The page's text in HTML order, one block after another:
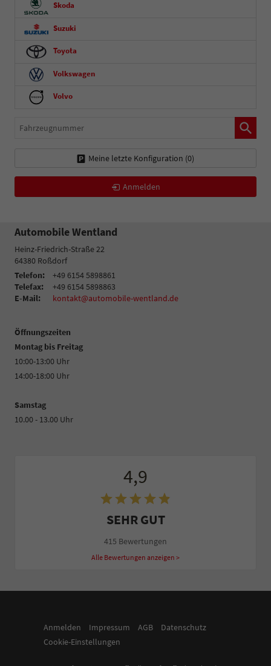
Skoda
Suzuki
Toyota
Volkswagen
Volvo
Fahrzeugnummer
Meine letzte Konfiguration (0)
Anmelden
Automobile Wentland
Heinz-Friedrich-Straße 22
64380 Roßdorf
Telefon:
+49 6154 5898861
Telefax:
+49 6154 5898863
E-Mail:
kontakt@automobile-wentland.de
Öffnungszeiten
Montag bis Freitag
10:00-13:00 Uhr
14:00-18:00 Uhr
Samstag
10.00 - 13.00 Uhr
4,9
SEHR GUT
415 Bewertungen
Alle Bewertungen anzeigen >
Anmelden Impressum AGB
Datenschutz
Cookie-Einstellungen